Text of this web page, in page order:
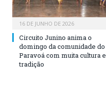
16 DE JUNHO DE 2026
Circuito Junino anima o
domingo da comunidade do
Paravoá com muita cultura e
tradição